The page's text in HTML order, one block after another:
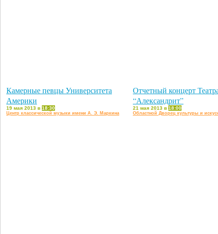
Камерные певцы Университета
Америки
19 мая 2013 в 18:30
Центр классической музыки имени А. Э. Маркина
Отчетный концерт
“Александрит”
21 мая 2013 в 18:00
Областной Дворец культуры и